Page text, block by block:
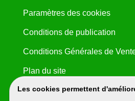
Les cookies permettent
Paramètres des cookies
Conditions de publication
Conditions Générales de
Plan du site